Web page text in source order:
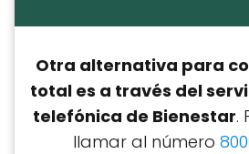
Otra alternativa para
total es a través del
telefónica de Bienestar.
llamar al número